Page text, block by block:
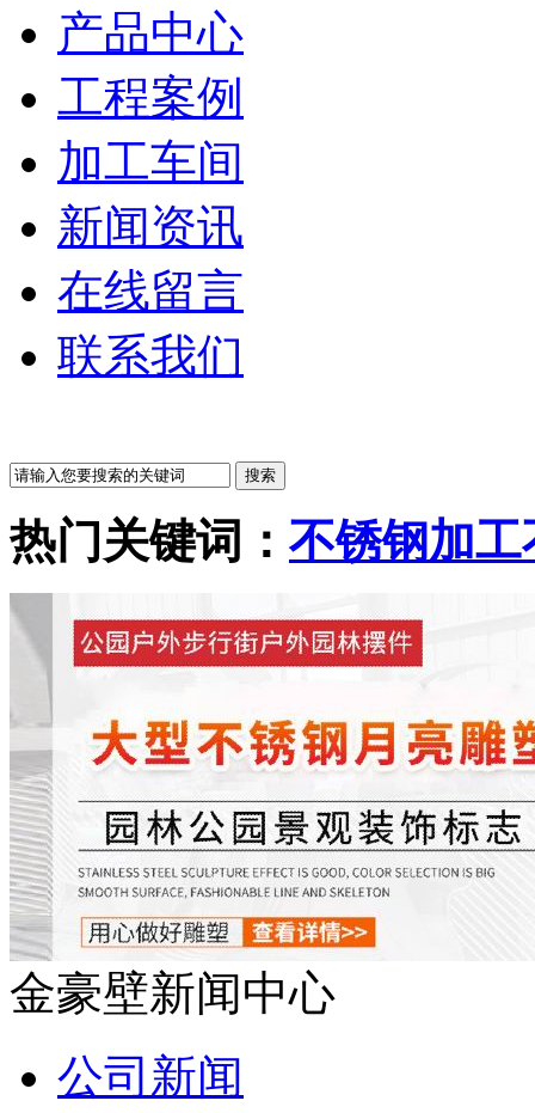
产品中心
工程案例
加工车间
新闻资讯
在线留言
联系我们
热门关键词： 不锈钢加工
金豪壁新闻中心
公司新闻